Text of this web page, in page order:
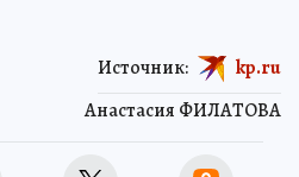
Анастасия ФИЛАТОВА
Источник: kp.ru